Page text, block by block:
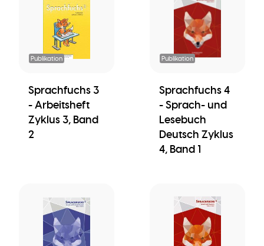
Publikation
Sprachfuchs 3
- Arbeitsheft
Zyklus 3, Band
2
Publikation
Sprachfuchs 4
- Sprach- und
Lesebuch
Deutsch Zyklus
4, Band 1